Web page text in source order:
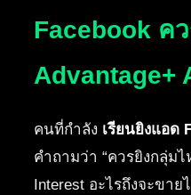
Facebook คว
Advantage+
คนที่กำลัง เรียนยิงแอด
คำถามว่า “ควรยิงกลุ่มไ
Interest อะไรถึงจะขา